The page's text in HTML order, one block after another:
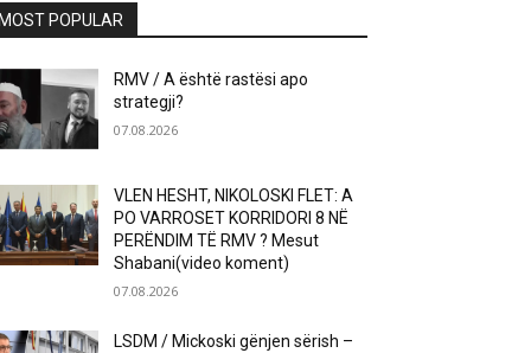
MOST POPULAR
RMV / A është rastësi apo
strategji?
07.08.2026
VLEN HESHT, NIKOLOSKI FLET: A
PO VARROSET KORRIDORI 8 NË
PERËNDIM TË RMV ? Mesut
Shabani(video koment)
07.08.2026
LSDM / Mickoski gënjen sërish –